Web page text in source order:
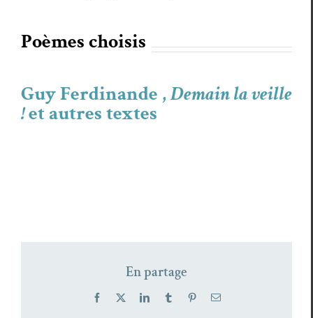
Poèmes choi­sis
Guy Ferdinande ,Demain la veille
!et autres textes
En partage
Facebook LinkedInTumblr PinterestEmail